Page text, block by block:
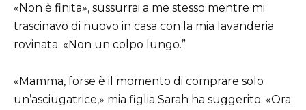
«Non è finita», sussurrai a me stesso mentre mi
trascinavo di nuovo in casa con la mia lavanderia
rovinata. «Non un colpo lungo.”
«Mamma, forse è il momento di comprare solo
un’asciugatrice,» mia figlia Sarah ha suggerito. «Ora